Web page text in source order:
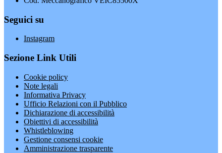
Seguici su
Instagram
Sezione Link Utili
Cookie policy
Note legali
Informativa Privacy
Ufficio Relazioni con il Pubblico
Dichiarazione di accessibilità
Obiettivi di accessibilità
Whistleblowing
Gestione consensi cookie
Amministrazione trasparente